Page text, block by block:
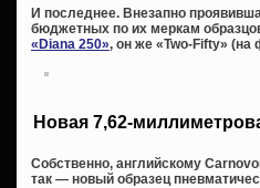
И последнее. Внезапно
бюджетных по их меркам
«Diana 250», он же «Two-Fifty» (на
Новая 7,62-
Собственно, английскому
так — новый образец